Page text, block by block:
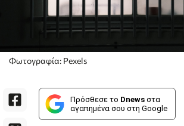
Φωτογραφία: Pexels
Πρόσθεσε το Dnews στα
αγαπημένα σου στη Google